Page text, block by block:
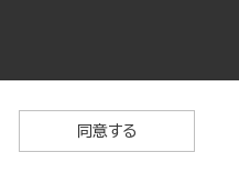
同意する